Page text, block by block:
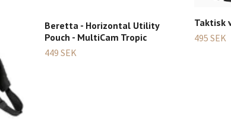
Beretta - Horizontal Utility
Pouch - MultiCam Tropic
449 SEK
Taktisk
495 SEK